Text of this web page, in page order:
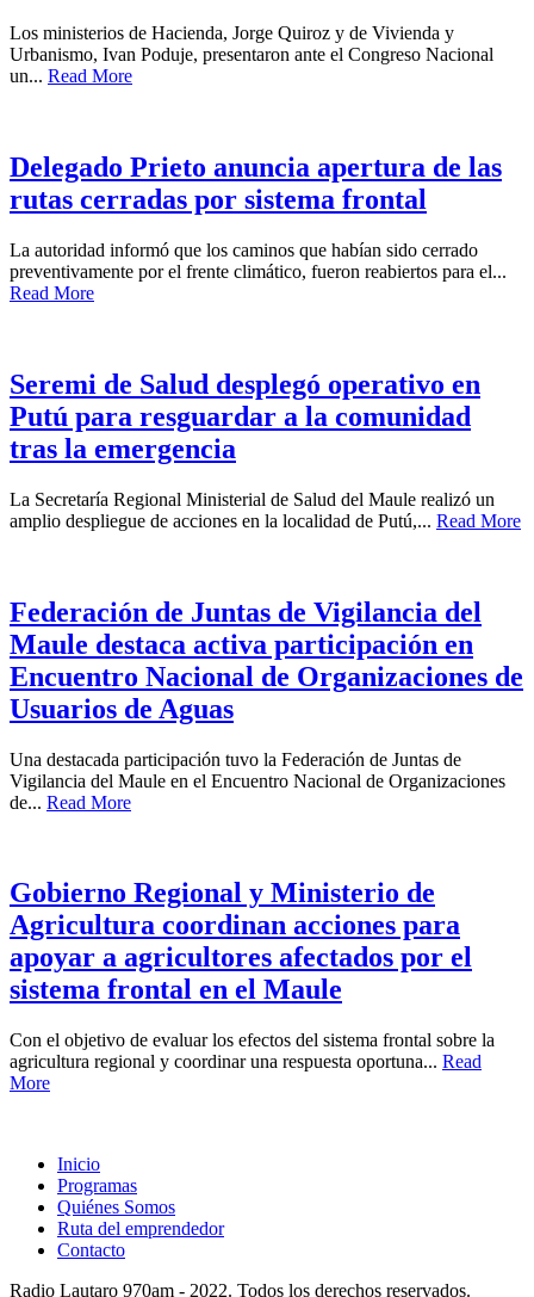
Los ministerios de Hacienda, Jorge Quiroz y de Vivienda y
Urbanismo, Ivan Poduje, presentaron ante el Congreso Nacional
un... Read More
Delegado Prieto anuncia apertura de las
rutas cerradas por sistema frontal
La autoridad informó que los caminos que habían sido cerrado
preventivamente por el frente climático, fueron reabiertos para el...
Read More
Seremi de Salud desplegó operativo en
Putú para resguardar a la comunidad
tras la emergencia
La Secretaría Regional Ministerial de Salud del Maule realizó un
amplio despliegue de acciones en la localidad de Putú,... Read More
Federación de Juntas de Vigilancia del
Maule destaca activa participación en
Encuentro Nacional de Organizaciones de
Usuarios de Aguas
Una destacada participación tuvo la Federación de Juntas de
Vigilancia del Maule en el Encuentro Nacional de Organizaciones
de... Read More
Gobierno Regional y Ministerio de
Agricultura coordinan acciones para
apoyar a agricultores afectados por el
sistema frontal en el Maule
Con el objetivo de evaluar los efectos del sistema frontal sobre la
agricultura regional y coordinar una respuesta oportuna... Read
More
Inicio
Programas
Quiénes Somos
Ruta del emprendedor
Contacto
Radio Lautaro 970am - 2022. Todos los derechos reservados.